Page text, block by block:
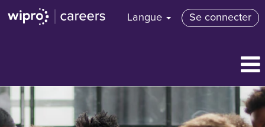
Langue Se connecter